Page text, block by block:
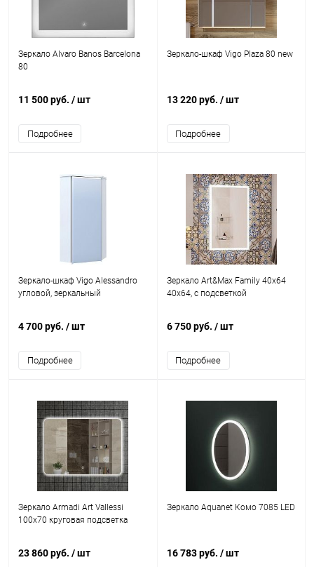
Зеркало Alvaro Banos Barcelona
80
11 500 руб. / шт
Подробнее
Зеркало-шкаф Vigo Plaza 80 new
13 220 руб. / шт
Подробнее
Зеркало-шкаф Vigo Alessandro
угловой, зеркальный
4 700 руб. / шт
Подробнее
Зеркало Art&Max Family 40x64
40x64, с подсветкой
6 750 руб. / шт
Подробнее
Зеркало Armadi Art Vallessi
100x70 круговая подсветка
23 860 руб. / шт
Зеркало Aquanet Комо 7085 LED
16 783 руб. / шт